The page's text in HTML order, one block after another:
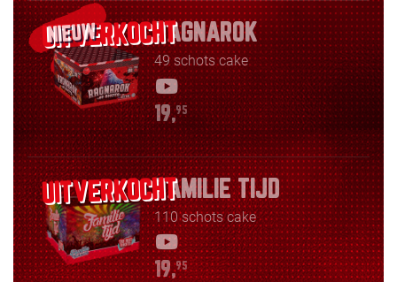
NIEUW RAGNAROK
49 schots cake
19,95
FAMILIE TIJD
110 schots cake
19,95